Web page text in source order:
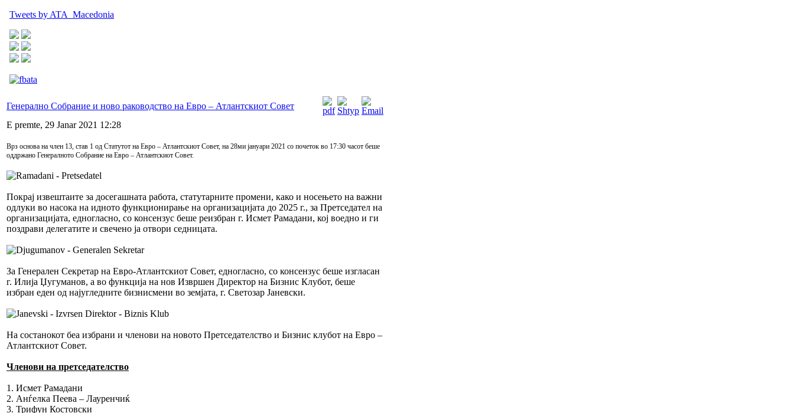
Tweets by ATA_Macedonia
Генерално Собрание и ново раководство на Евро – Атлантскиот Совет
E premte, 29 Janar 2021 12:28
Врз основа на член 13, став 1 од Статутот на Евро – Атлантскиот Совет, на 28ми јануари 2021 со почеток во 17:30 часот беше
оддржанo Генералното Собрание на Евро – Атлантскиот Совет.
Покрај извештаите за досегашната работа, статутарните промени, како и носењето на важни
одлуки во насока на идното функционирање на организацијата до 2025 г., за Претседател на
организацијата, едногласно, со консензус беше реизбран г. Исмет Рамадани, кој воедно и ги
поздрави делегатите и свечено ја отвори седницата.
За Генерален Секретар на Евро-Атлантскиот Совет, едногласно, со консензус беше изгласан
г. Илија Џугуманов, а во функција на нов Извршен Директор на Бизнис Клубот, беше
избран еден од најугледните бизнисмени во земјата, г. Светозар Јаневски.
На состанокот беа избрани и членови на новото Претседателство и Бизнис клубот на Евро –
Атлантскиот Совет.
Членови на претседателство
1. Исмет Рамадани
2. Анѓелка Пеева – Лауренчиќ
3. Трифун Костовски